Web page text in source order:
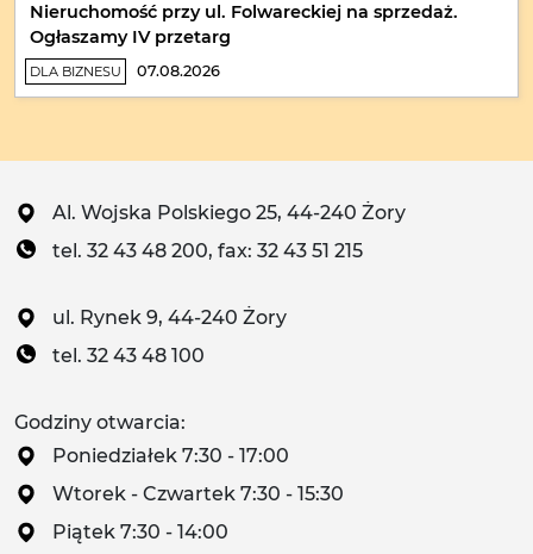
Nieruchomość przy ul. Folwareckiej na sprzedaż.
Ogłaszamy IV przetarg
DLA BIZNESU 07.08.2026
Al. Wojska Polskiego 25, 44-240 Żory
tel. 32 43 48 200, fax: 32 43 51 215
ul. Rynek 9, 44-240 Żory
tel. 32 43 48 100
Godziny otwarcia:
Poniedziałek 7:30 - 17:00
Wtorek - Czwartek 7:30 - 15:30
Piątek 7:30 - 14:00